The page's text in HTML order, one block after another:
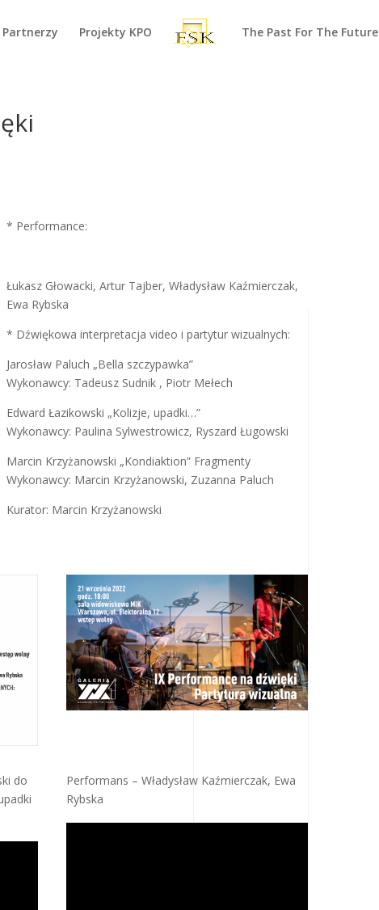
Partnerzy Projekty KPO The Past For The Future
* Performance:
Łukasz Głowacki, Artur Tajber, Władysław Kaźmierczak,
Ewa Rybska
* Dźwiękowa interpretacja video i partytur wizualnych:
Jarosław Paluch „Bella szczypawka”
Wykonawcy: Tadeusz Sudnik , Piotr Mełech
Edward Łazikowski „Kolizje, upadki…”
Wykonawcy: Paulina Sylwestrowicz, Ryszard Ługowski
Marcin Krzyżanowski „Kondiaktion” Fragmenty
Wykonawcy: Marcin Krzyżanowski, Zuzanna Paluch
Kurator: Marcin Krzyżanowski
do
Performans – Władysław Kaźmierczak, Ewa
Rybska